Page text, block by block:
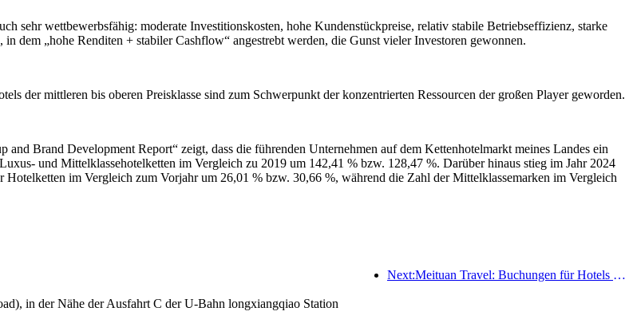
sehr wettbewerbsfähig: moderate Investitionskosten, hohe Kundenstückpreise, relativ stabile Betriebseffizienz, starke
dem „hohe Renditen + stabiler Cashflow“ angestrebt werden, die Gunst vieler Investoren gewonnen.
der mittleren bis oberen Preisklasse sind zum Schwerpunkt der konzentrierten Ressourcen der großen Player geworden.
Brand Development Report“ zeigt, dass die führenden Unternehmen auf dem Kettenhotelmarkt meines Landes ein
und Mittelklassehotelketten im Vergleich zu 2019 um 142,41 % bzw. 128,47 %. Darüber hinaus stieg im Jahr 2024
im Vergleich zum Vorjahr um 26,01 % bzw. 30,66 %, während die Zahl der Mittelklassemarken im Vergleich
Next:Meituan Travel: Buchungen für Hotels mit hohen Sternen in Landkreisen während des Drachenbootfestes sind heiß, wobei Familien mit Kindern die Hauptkraft sind
in der Nähe der Ausfahrt C der U-Bahn longxiangqiao Station